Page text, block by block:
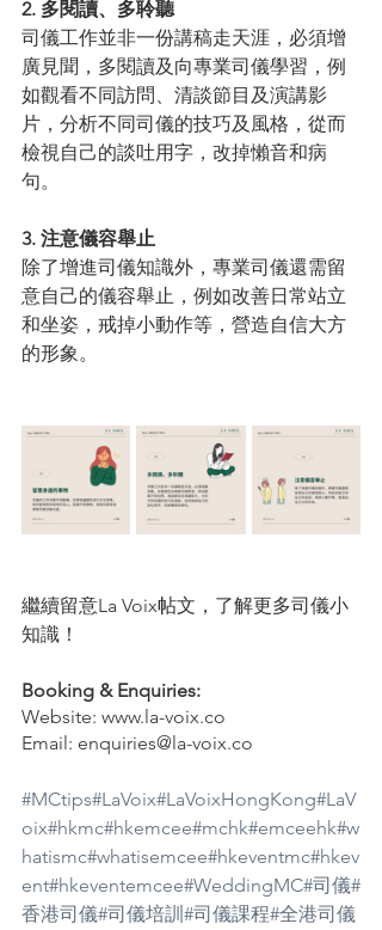
2. 多閱讀、多聆聽
司儀工作並非一份講稿走天涯，必須增
廣見聞，多閱讀及向專業司儀學習，例
如觀看不同訪問、清談節目及演講影
片，分析不同司儀的技巧及風格，從而
檢視自己的談吐用字，改掉懶音和病
句。
3. 注意儀容舉止
除了增進司儀知識外，專業司儀還需留
意自己的儀容舉止，例如改善日常站立
和坐姿，戒掉小動作等，營造自信大方
的形象。
繼續留意La Voix帖文，了解更多司儀小
知識！
Booking & Enquiries:
Website: www.la-voix.co
Email: enquiries@la-voix.co
#MCtips#LaVoix#LaVoixHongKong#LaV
oix#hkmc#hkemcee#mchk#emceehk#w
hatismc#whatisemcee#hkeventmc#hkev
ent#hkeventemcee#WeddingMC#司儀#
香港司儀#司儀培訓 #司儀課程#全港司儀